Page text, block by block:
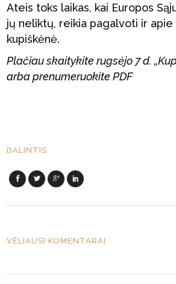
Ateis toks laikas, kai Europos
jų neliktų, reikia pagalvoti ir apie
kupiškėnė.
Plačiau skaitykite rugsėjo 7 d.
arba prenumeruokite PDF
DALINTIS
VĖLIAUSI KOMENTARAI